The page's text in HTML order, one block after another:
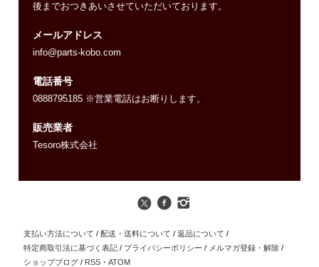
後までおつきあいさせていただいております。
メールアドレス
info@parts-kobo.com
電話番号
0888795185 ※営業電話はお断りします。
販売業者
Tesoro株式会社
支払い方法について / 配送・送料について / 返品について /
特定商取引法に基づく表記 / プライバシーポリシー / メルマガ登録・解除 /
ショップブログ / RSS ・ATOM